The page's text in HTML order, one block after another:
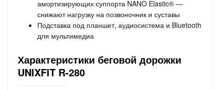
амортизирующих суппорта NANO Elastic® —
снижают нагрузку на позвоночник и суставы
Подставка под планшет, аудиосистема и Bluetooth
для мультимедиа
Характеристики беговой дорожки
UNIXFIT R-280